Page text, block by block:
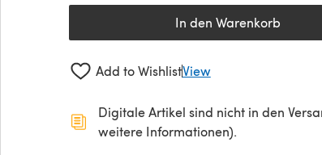
In den Warenkorb
Add to WishlistView
Digitale Artikel sind nicht in den
weitere Informationen).